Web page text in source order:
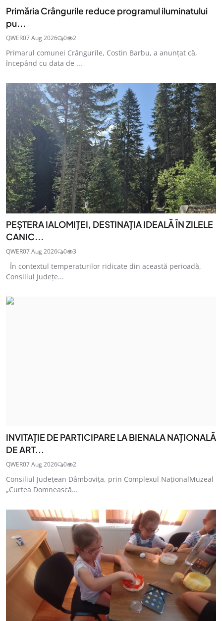
Primăria Crângurile reduce programul iluminatului
pu...
QWER07 Aug 2026 0 2
Primarul comunei Crângurile, Costin Barbu, a anunțat că,
începând cu data de ...
PEȘTERA IALOMIȚEI, DESTINAȚIA IDEALĂ ÎN ZILELE
CANIC...
QWER07 Aug 2026 0 3
În contextul temperaturilor ridicate din această perioadă,
Consiliul Județe...
INVITAȚIE DE PARTICIPARE LA BIENALA NAȚIONALĂ
DE ART...
QWER07 Aug 2026 0 2
Consiliul Județean Dâmbovița, prin Complexul NaționalMuzeal
„Curtea Domnească...